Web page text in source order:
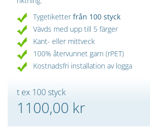
Tygetiketterfrån 100 styck
Vävds med upp till 5 färger
Kant- eller mittveck
100% återvunnet garn (rPET)
Kostnadsfri installation av logga
t ex 100 styck
1100,00 kr